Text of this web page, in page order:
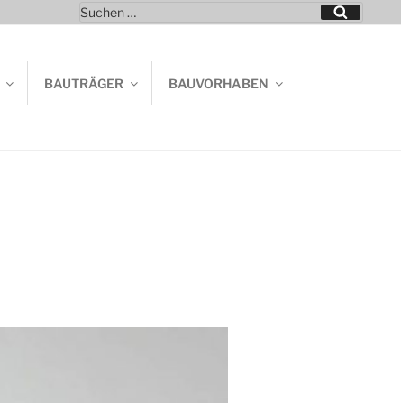
Suchen
nach:
Suchen
BAUTRÄGER BAUVORHABEN